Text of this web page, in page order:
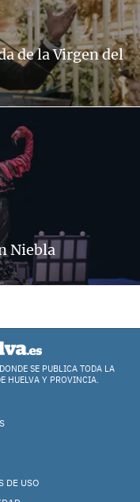
de la Virgen del
Niebla
SE PUBLICA TODA LA
HUELVA Y PROVINCIA.
DE USO